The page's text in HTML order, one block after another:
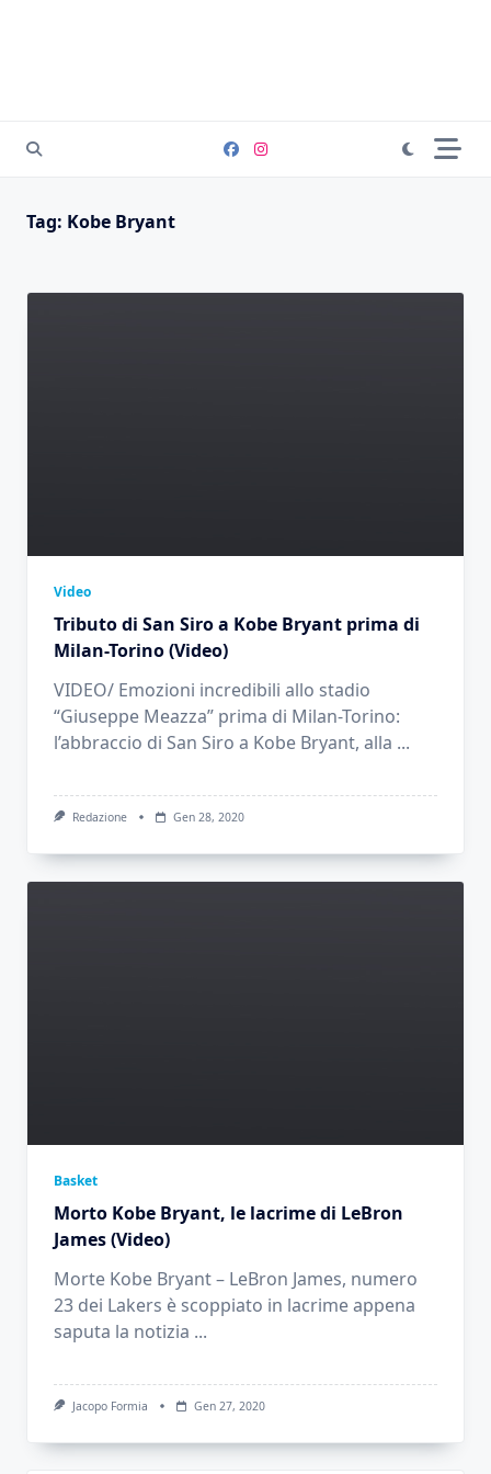
Tag: Kobe Bryant
Video
Tributo di San Siro a Kobe Bryant prima di
Milan-Torino (Video)
VIDEO/ Emozioni incredibili allo stadio
“Giuseppe Meazza” prima di Milan-Torino:
l’abbraccio di San Siro a Kobe Bryant, alla ...
Redazione Gen 28, 2020
Basket
Morto Kobe Bryant, le lacrime di LeBron
James (Video)
Morte Kobe Bryant – LeBron James, numero
23 dei Lakers è scoppiato in lacrime appena
saputa la notizia ...
Jacopo Formia Gen 27, 2020